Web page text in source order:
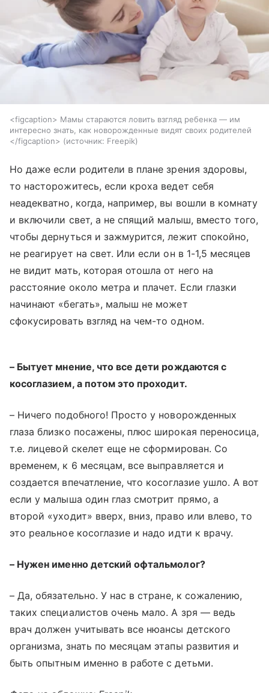
<figcaption> Мамы стараются ловить взгляд ребенка — им
интересно знать, как новорожденные видят своих родителей
</figcaption>
источник: Freepik
Но даже если родители в плане зрения здоровы,
то насторожитесь, если кроха ведет себя
неадекватно, когда, например, вы вошли в комнату
и включили свет, а не спящий малыш, вместо того,
чтобы дернуться и зажмурится, лежит спокойно,
не реагирует на свет. Или если он в 1-1,5 месяцев
не видит мать, которая отошла от него на
расстояние около метра и плачет. Если глазки
начинают «бегать», малыш не может
сфокусировать взгляд на чем-то одном.
– Бытует мнение, что все дети рождаются с
косоглазием, а потом это проходит.
– Ничего подобного! Просто у новорожденных
глаза близко посажены, плюс широкая переносица,
т.е. лицевой скелет еще не сформирован. Со
временем, к 6 месяцам, все выправляется и
создается впечатление, что косоглазие ушло. А вот
если у малыша один глаз смотрит прямо, а
второй «уходит» вверх, вниз, право или влево, то
это реальное косоглазие и надо идти к врачу.
– Нужен именно детский офтальмолог?
– Да, обязательно. У нас в стране, к сожалению,
таких специалистов очень мало. А зря — ведь
врач должен учитывать все нюансы детского
организма, знать по месяцам этапы развития и
быть опытным именно в работе с детьми.